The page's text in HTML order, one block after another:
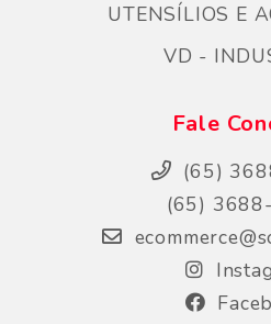
UTENSÍLIOS E
VD -
Fale
(65)
(65)